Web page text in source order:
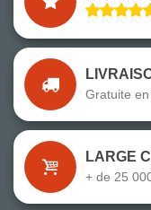
Gratuite
LARGE
+ de 25